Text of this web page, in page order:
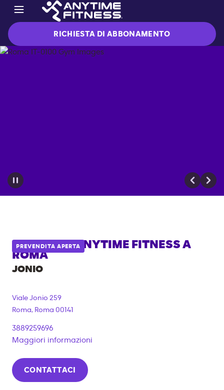
RICHIESTA DI ABBONAMENTO
PREVENDITA APERTA
PALESTRA ANYTIME FITNESS A
ROMA
JONIO
Viale Jonio 259
Roma, Roma 00141
3889259696
Maggiori informazioni
CONTATTACI